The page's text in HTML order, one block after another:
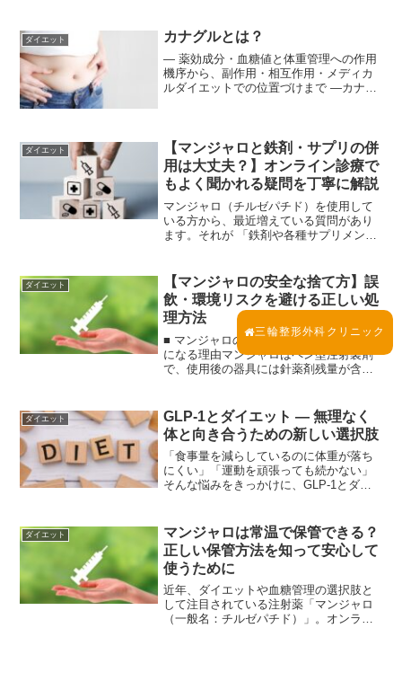
ベルサス（経口GLP-1受容体作動薬） で
す。リベルサスは...
ダイエット カナグルとは？
― 薬効成分・血糖値と体重管理への作用
機序から、副作用・相互作用・メディカ
ルダイエットでの位置づけまで ―カナグ
糖降下薬です。...
ダイエット
【マンジャロと鉄剤・サプリの併
用は大丈夫？】オンライン診療で
もよく聞かれる疑問を丁寧に解説
マンジャロ（チルゼパチド）を使用して
いる方から、最近増えている質問があり
ます。それが 「鉄剤や各種サプリメント
じめとした栄養サプリを取り入れている
方は多く、マンジャロ...
ダイエット
【マンジャロの安全な捨て方】誤
飲・環境リスクを避ける正しい処
理方法
■ マンジャロの特徴と「捨て方」が話題
になる理由マンジャロはペン型注射製剤
で、使用後の器具には針薬剤残量が含ま
いません。医療用廃棄物に分類される可
能性があり、自治体によ...
ダイエット
GLP-1とダイエット ― 無理なく
体と向き合うための新しい選択肢
「食事量を減らしているのに体重が落ち
にくい」「運動を頑張っても続かない」
そんな悩みをきっかけに、GLP-1とダイ
ますが、もともと体の中に存在するホル
モンに関わる仕組みを...
ダイエット
マンジャロは常温で保管できる？
正しい保管方法を知って安心して
使うために
近年、ダイエットや血糖管理の選択肢と
して注目されている注射薬「マンジャロ
（一般名：チルゼパチド）」。オンライ
三輪整形外科クリニック